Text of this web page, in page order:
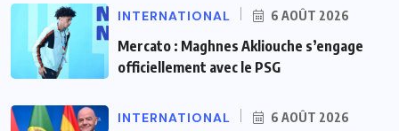
INTERNATIONAL 6 AOÛT 2026
Mercato : Maghnes Akliouche s’engage
officiellement avec le PSG
INTERNATIONAL 6 AOÛT 2026